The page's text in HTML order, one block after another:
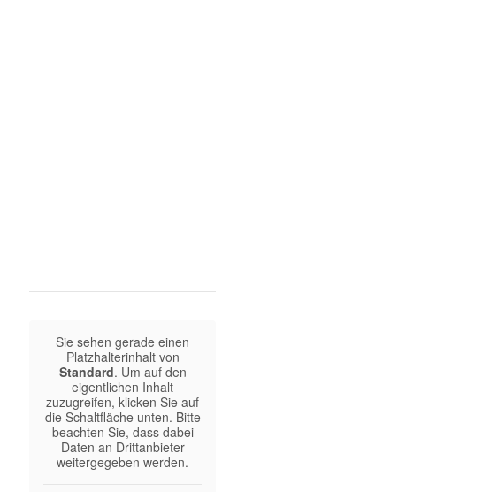
Sie sehen gerade einen
Platzhalterinhalt von
Standard. Um auf den
eigentlichen Inhalt
zuzugreifen, klicken Sie auf
die Schaltfläche unten. Bitte
beachten Sie, dass dabei
Daten an Drittanbieter
weitergegeben werden.